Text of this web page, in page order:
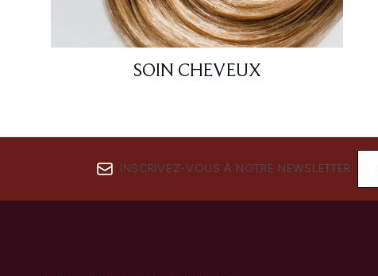
SOIN CHEVEUX
INSCRIVEZ-VOUS À NOTRE NEWSLETTER